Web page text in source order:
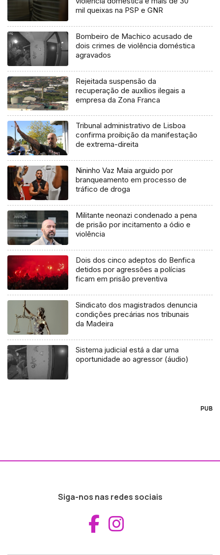
mil queixas na PSP e GNR
Bombeiro de Machico acusado de
dois crimes de violência doméstica
agravados
Rejeitada suspensão da
recuperação de auxílios ilegais a
empresa da Zona Franca
Tribunal administrativo de Lisboa
confirma proibição da manifestação
de extrema-direita
Nininho Vaz Maia arguido por
branqueamento em processo de
tráfico de droga
Militante neonazi condenado a pena
de prisão por incitamento a ódio e
violência
Dois dos cinco adeptos do Benfica
detidos por agressões a polícias
ficam em prisão preventiva
Sindicato dos magistrados denuncia
condições precárias nos tribunais
da Madeira
Sistema judicial está a dar uma
oportunidade ao agressor (áudio)
PUB
Siga-nos nas redes sociais
Aceder ao